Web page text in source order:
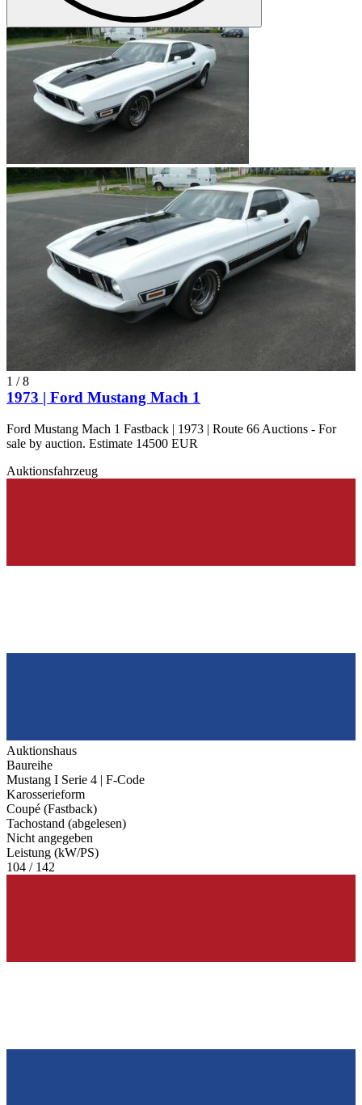
1 /8
1973 | Ford Mustang Mach 1
Ford Mustang Mach 1 Fastback | 1973 | Route 66 Auctions - For
sale by auction. Estimate 14500 EUR
Auktionsfahrzeug
Auktionshaus
Baureihe
Mustang I Serie 4 | F-Code
Karosserieform
Coupé (Fastback)
Tachostand (abgelesen)
Nicht angegeben
Leistung (kW/PS)
104 / 142